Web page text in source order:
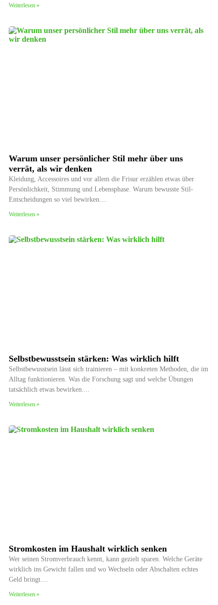
Weiterlesen »
Warum unser persönlicher Stil mehr über uns
verrät, als wir denken
Kleidung, Accessoires und vor allem die Frisur erzählen etwas über
Persönlichkeit, Stimmung und Lebensphase. Warum bewusste Stil-
Entscheidungen so viel bewirken.
Weiterlesen »
Selbstbewusstsein stärken: Was wirklich hilft
Selbstbewusstsein lässt sich trainieren – mit konkreten Methoden, die im
Alltag funktionieren. Was die Forschung sagt und welche Übungen
tatsächlich etwas bewirken.
Weiterlesen »
Stromkosten im Haushalt wirklich senken
Wer seinen Stromverbrauch kennt, kann gezielt sparen. Welche Geräte
wirklich ins Gewicht fallen und wo Wechseln oder Abschalten echtes
Geld bringt.
Weiterlesen »